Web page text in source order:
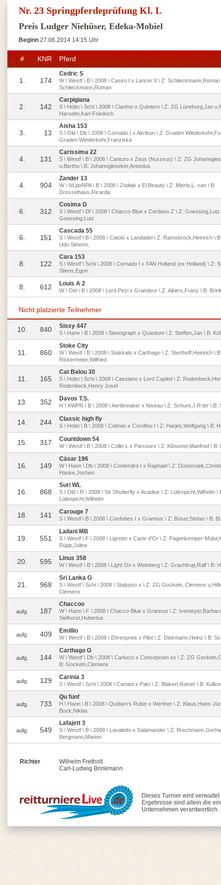
Nr. 23 Springpferdeprüfung Kl. L
Preis Ludger Niehüser, Edeka-Mobiel
Beginn 27.06.2014 14:15 Uhr
# KNR Pferd
1. 174
Cedric S
W \ Westf \ B \ 2008 \ Casiro I x Lancer II \ Z: Schlieckmann,Roman
Schlieckmann,Roman
2. 142
Carpigiana
S \ Holst \ Schi \ 2008 \ Clarimo x Quintero \ Z: ZG Lüneburg,Jan
Harseim,Karl-Friedrich
3. 13
Aisha 153
S \ Old \ Db \ 2008 \ Cornado I x Akribori \ Z: Graden
Graden Wiederkehr,Franziska
4. 131
Carissima 22
S \ Westf \ B \ 2008 \ Canturo x Zeus (Nurzeus) \ Z: ZG
u.Bertho \ B: Johanngieseker,Antonius
4. 904
Zander 13
W \ NLpoNPA \ B \ 2008 \ Zodiak x El Beauty \ Z: Mierlo,L. van \ B:
Dresselhaus,Ricarda
6. 312
Cosima G
S \ Westf \ Df \ 2008 \ Chacco-Blue x Cordano Z \ Z: Goessing,Lutz
Goessing,Lutz
6. 151
Cascada 55
S \ Westf \ B \ 2008 \ Catoki x Landadel \ Z: Ramsbrock,Heinrich \
Udo Simons,
8. 122
Cara 153
S \ Westf \ Schi \ 2008 \ Cornado I x FAN Holland (ex Holland) \ Z:
Stiens,Egon
8. 612 Louis A 2
W \ Old \ B \ 2008 \ Lord Pezi x Grandeur \ Z: Albers,Franz \ B:
Nicht platzierte Teilnehmer
10. 840 Sissy 447
S \ Hann \ B \ 2008 \ Stenograph x Quantum \ Z: Steffen,Jan \ B:
11. 860
Stoke City
W \ Westf \ B \ 2008 \ Stakkato x Carthago \ Z: Sterthoff,Heinrich \
Rickermeier,Wilfried
11. 165
Cat Balou 30
S \ Holst \ Schi \ 2008 \ Cassiano x Lord Capitol \ Z:
Rodenbeck,Henry Josef
13. 352 Davos T.S.
H \ KWPN \ B \ 2008 \ Aertbreaker x Niveau \ Z: Schure,J.R.ter \ B:
14. 244 Classic high fly
S \ Holst \ B \ 2008 \ Colman x Corofino I \ Z: Harjes,Wolfgang \ B:
15. 317 Countdown 54
W \ Westf \ B \ 2008 \ Collin L x Parcours \ Z: Klösener,Manfred \ B:
16. 149
Cäsar 196
W \ Hann \ Db \ 2008 \ Contendro I x Raphael \ Z:
Hanke,Jochen
16. 868
Suri WL
S \ Old \ R \ 2008 \ Sir Shutterfly x Acadius \ Z: Lütkepicht,Wilhelm \
Lütkepicht,Wilhelm
18. 141 Carouge 7
S \ Westf \ B \ 2008 \ Cordobes I x Grannus \ Z: Büser,Stefan \ B:
19. 551
Lailani MB
S \ Westf \ F \ 2008 \ Ligretto x Carte d'Or \ Z: Pagenkemper-
Rüpp,Joline
20. 595 Linus 358
W \ Westf \ B \ 2008 \ Light On x Weinberg \ Z: Grachtrup,Ralf \ B:
21. 968
Sri Lanka G
S \ Westf \ Schi \ 2008 \ Stalypso x \ Z: ZG Gockeln, Clemens
Clemens
aufg. 187
Chaccoo
W \ Hann \ F \ 2008 \ Chacco-Blue x Grannus \ Z:
Sielhorst,Hubertus
aufg. 409 Emillio
W \ Westf \ B \ 2008 \ Ehrenpreis x Pilot \ Z: Diekmann,Heinz \ B:
aufg. 144
Carthago G
W \ Westf \ Db \ 2008 \ Carlucci x Concepcion xx \ Z: ZG
B: Gockeln,Clemens
aufg. 129 Carinia 3
S \ Westf \ Schi \ 2008 \ Cartani x Pakt \ Z: Blakert,Rainer \ B:
aufg. 733
Qu fünf
H \ Hann \ B \ 2008 \ Quidam's Rubin x Werther \ Z: Klaus,Hans-
Bock,Niklas
aufg. 549
Lafajett 3
S \ Westf \ B \ 2008 \ Lavaletto x Salamander \ Z:
Bergmann,Marion
Richter
Wilhelm Fretholt
Carl-Ludwig Brinkmann
Dieses Turnier wird
Ergebnisse sind allein die
Unternehmen verantwortlich.